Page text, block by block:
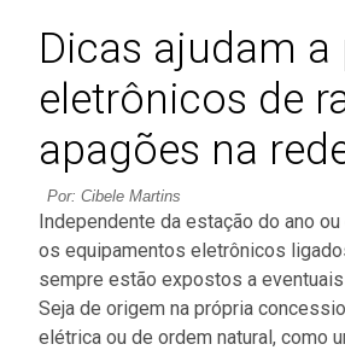
Dicas ajudam
eletrônicos de
apagões na
Por: Cibele Martins
Independente da estação do ano
os equipamentos eletrônicos
sempre estão expostos a
Seja de origem na própria
elétrica ou de ordem natural, como